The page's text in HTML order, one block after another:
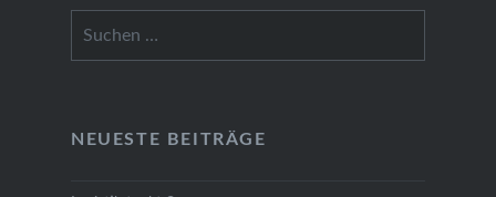
NEU­ES­TE BEI­TRÄ­GE